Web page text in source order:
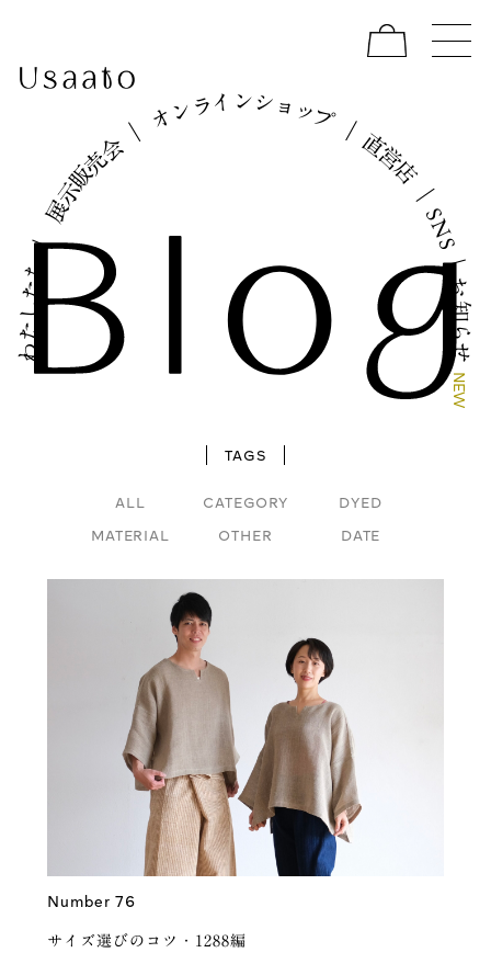
わ
た
し
た
ち
｜
展
示
販売会
｜ オンライ ンショ ップ ｜直営
店
｜
S
N
S
｜
N
E
W
お
知
ら
せ
TAGS
ALL CATEGORY
DYED
MATERIAL
OTHER DATE
Number 76
サイズ選びのコツ・1288編